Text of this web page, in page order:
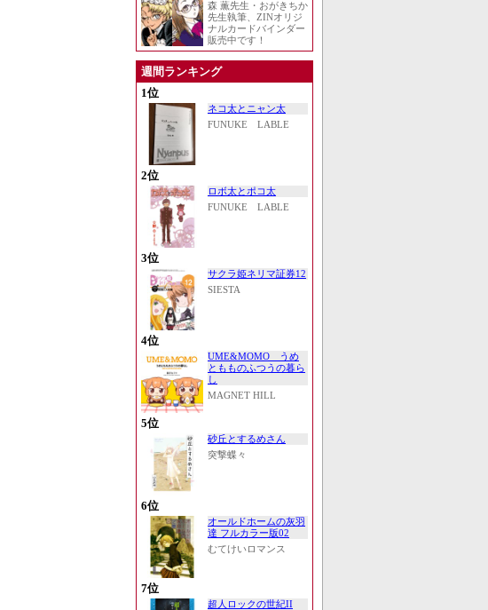
森 薫先生・おがきちか
先生執筆、ZINオリジ
ナルカードバインダー
販売中です！
週間ランキング
1位
ネコ太とニャン太
FUNUKE LABLE
2位
ロボ太とポコ太
FUNUKE LABLE
3位
サクラ姫ネリマ証券12
SIESTA
4位
UME&MOMO うめ
ともものふつうの暮ら
し
MAGNET HILL
5位
砂丘とするめさん
突撃蝶々
6位
オールドホームの灰羽
達 フルカラー版02
むてけいロマンス
7位
超人ロックの世紀II